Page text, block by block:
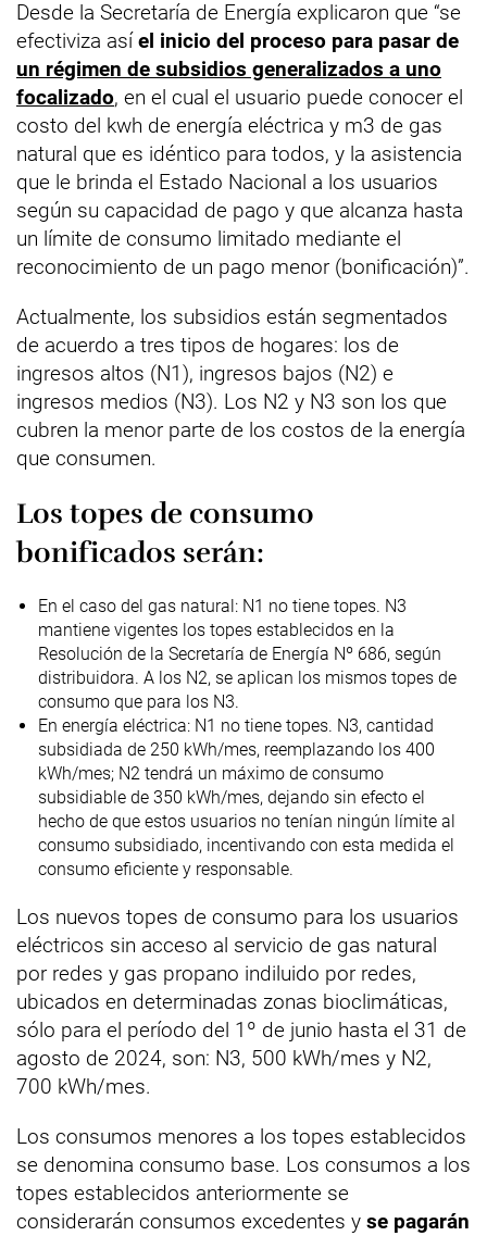
Desde la Secretaría de Energía explicaron que “se
efectiviza asíel inicio del proceso para pasar de
un régimen de subsidios generalizados a uno
focalizado, en el cual el usuario puede conocer el
costo del kwh de energía eléctrica y m3 de gas
natural que es idéntico para todos, y la asistencia
que le brinda el Estado Nacional a los usuarios
según su capacidad de pago y que alcanza hasta
un límite de consumo limitado mediante el
reconocimiento de un pago menor (bonificación)”.
Actualmente, los subsidios están segmentados
de acuerdo a tres tipos de hogares: los de
ingresos altos (N1), ingresos bajos (N2) e
ingresos medios (N3). Los N2 y N3 son los que
cubren la menor parte de los costos de la energía
que consumen.
Los topes de consumo
bonificados serán:
En el caso del gas natural: N1 no tiene topes. N3
mantiene vigentes los topes establecidos en la
Resolución de la Secretaría de Energía Nº 686, según
distribuidora. A los N2, se aplican los mismos topes de
consumo que para los N3.
En energía eléctrica: N1 no tiene topes. N3, cantidad
subsidiada de 250 kWh/mes, reemplazando los 400
kWh/mes; N2 tendrá un máximo de consumo
subsidiable de 350 kWh/mes, dejando sin efecto el
hecho de que estos usuarios no tenían ningún límite al
consumo subsidiado, incentivando con esta medida el
consumo eficiente y responsable.
Los nuevos topes de consumo para los usuarios
eléctricos sin acceso al servicio de gas natural
por redes y gas propano indiluido por redes,
ubicados en determinadas zonas bioclimáticas,
sólo para el período del 1º de junio hasta el 31 de
agosto de 2024, son: N3, 500 kWh/mes y N2,
700 kWh/mes.
Los consumos menores a los topes establecidos
se denomina consumo base. Los consumos a los
topes establecidos anteriormente se
considerarán consumos excedentes y se pagarán